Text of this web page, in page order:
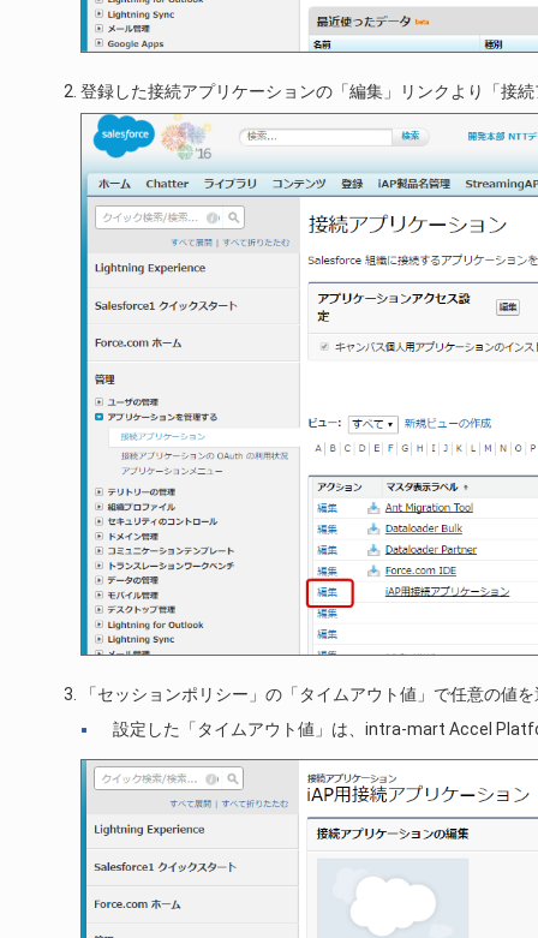
登録した接続アプリケーションの「編集」リンクより「接
「セッションポリシー」の「タイムアウト値」で任意の値
設定した「タイムアウト値」は、intra-mart Accel